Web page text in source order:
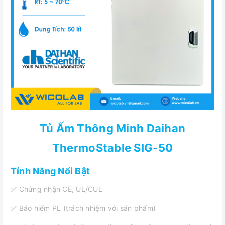
Tủ Ấm Thông Minh Daihan
ThermoStable SIG-50
Tính Năng Nổi Bật
✅ Chứng nhận CE, UL/CUL
✅ Bảo hiểm PL (trách nhiệm với sản phẩm)